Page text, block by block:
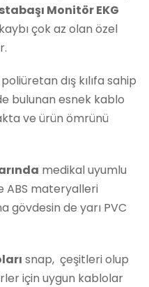
Monitör EKG
çok az olan özel
poliüretan dış kılıfa sahip
bulunan esnek kablo
ve ürün ömrünü
medikal uyumlu
ABS materyalleri
gövdesin de yarı PVC
snap, çeşitleri olup
için uygun kablolar